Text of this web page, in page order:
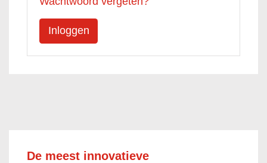
De meest innovatieve